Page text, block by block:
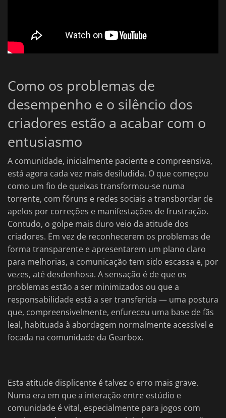
Como os problemas de
desempenho e o silêncio dos
criadores estão a acabar com o
entusiasmo
A comunidade, inicialmente paciente e compreensiva,
está agora cada vez mais desiludida. O que começou
como um fio de queixas transformou-se numa
torrente, com fóruns e redes sociais a transbordar de
apelos por correções e manifestações de frustração.
Contudo, o golpe mais duro veio da atitude dos
criadores. Em vez de reconhecerem os problemas de
forma transparente e apresentarem um plano claro
para melhorias, a comunicação tem sido escassa e, por
vezes, até desdenhosa. A sensação é de que os
problemas estão a ser minimizados ou que a
responsabilidade está a ser transferida — uma postura
que, compreensivelmente, enfureceu uma base de fãs
leal, habituada à abordagem normalmente acessível e
focada na comunidade da Gearbox.
Esta atitude displicente é talvez o erro mais grave.
Numa era em que a interação entre estúdio e
comunidade é vital, especialmente para jogos com